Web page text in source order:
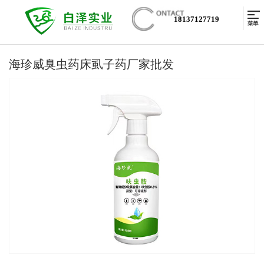
18137127719
海珍威臭虫药床虱子药厂家批发